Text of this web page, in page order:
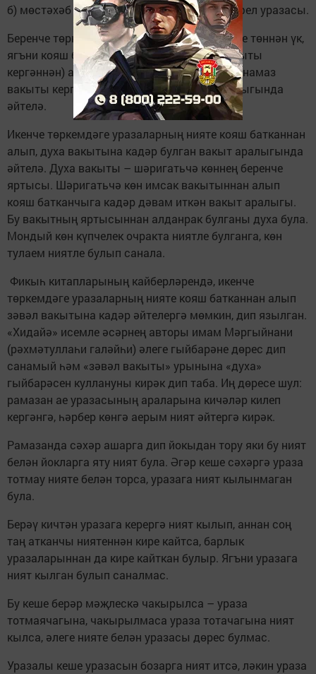
б) мөстәхәб һәм мәкруһ төрләре булган нәфел уразасы.
Беренче төркемгә кергән уразаларның нияте төннән үк,
ягъни кояш батуыннан (ахшам намазы вакыты
кергәннән) алып, имсак вакытына (иртәнге намаз
вакыты кергәнче) кадәр булган вакыт аралыгында
әйтелә.
Икенче төркемдәге уразаларның нияте кояш батканнан
алып, духа вакытына кадәр булган вакыт аралыгында
әйтелә. Духа вакыты – шәригатьчә көннең беренче
яртысы. Шәригатьчә көн имсак вакытыннан алып
кояш батканчыга кадәр дәвам иткән вакыт аралыгы.
Бу вакытның яртысыннан алданрак булганы духа була.
Мондый көн күпчелек очракта ниятле булганга, көн
тулаем ниятле булып санала.
Фикыһ китапларының кайберләрендә, икенче
төркемдәге уразаларның нияте кояш батканнан алып
зәвәл вакытына кадәр әйтелергә мөмкин, дип язылган.
«Хидайә» исемле әсәрнең авторы имам Мәргыйнани
(рәхмәтуллаһи галәйһи) әлеге гыйбарәне дөрес дип
санамый һәм «зәвәл вакыты» урынына «духа»
гыйбарәсен куллануны кирәк дип таба. Иң дөресе шул:
рамазан ае уразасының араларына кичәләр килеп
кергәнгә, һәрбер көнгә аерым ният әйтергә кирәк.
Рамазанда сәхәр ашарга дип йокыдан тору яки бу ният
белән йокларга яту ният була. Әгәр кеше сәхәргә ураза
тотмау нияте белән торса, уразага ният кылынмаган
була.
Берәү кичтән уразага керергә ният кылып, аннан соң
таң атканчы ниятеннән кире кайтса, барлык
уразаларыннан да кире кайткан булыр. Ягъни уразага
ният кылган булып саналмас.
Бу кеше берәр мәҗлескә чакырылса – ураза
тотмаячагына, чакырылмаса ураза тотачагына ният
кылса, әлеге нияте белән уразасы дөрес булмас.
Уразалы кеше уразасын бозарга ният итсә, ләкин ураза